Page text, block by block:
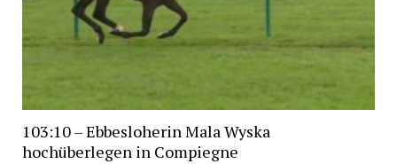
103:10 – Ebbesloherin Mala Wyska
hochüberlegen in Compiegne